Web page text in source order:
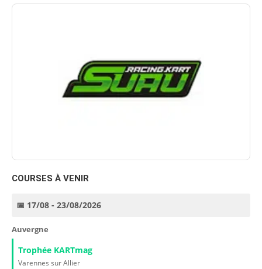
COURSES À VENIR
📅 17/08 - 23/08/2026
Auvergne
Trophée KARTmag
Varennes sur Allier